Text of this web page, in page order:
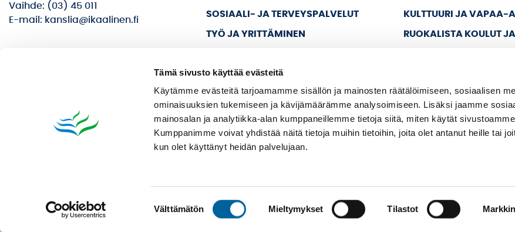
Tämä sivusto käyttää evästeitä
Käytämme evästeitä tarjoamamme sisällön ja mainosten räätälöimiseen, sosiaalisen
ominaisuuksien tukemiseen ja kävijämäärämme analysoimiseen. Lisäksi jaamme
mainosalan ja analytiikka-alan kumppaneillemme tietoja siitä, miten käytät
Kumppanimme voivat yhdistää näitä tietoja muihin tietoihin, joita olet antanut heille tai
kun olet käyttänyt heidän palvelujaan.
Välttämätön Mieltymykset Tilastot
Vaihde: (03) 45 011
E-mail: kanslia@ikaalinen.fi
SOSIAALI- JA TERVEYSPALVELUT
TYÖ JA YRITTÄMINEN
KAUPUNKI JA HALLINTO
KULTTUURI JA VAPAA-
RUOKALISTA KOULUT